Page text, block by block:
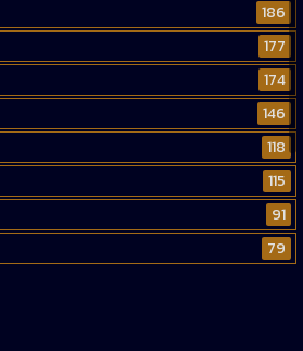
186
177
174
146
118
115
91
79